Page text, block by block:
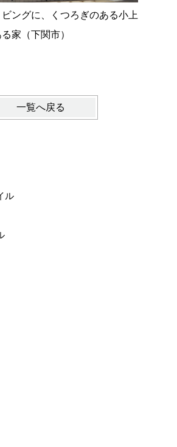
ングに、くつろぎのある小上
家（下関市）
一覧へ戻る
ル